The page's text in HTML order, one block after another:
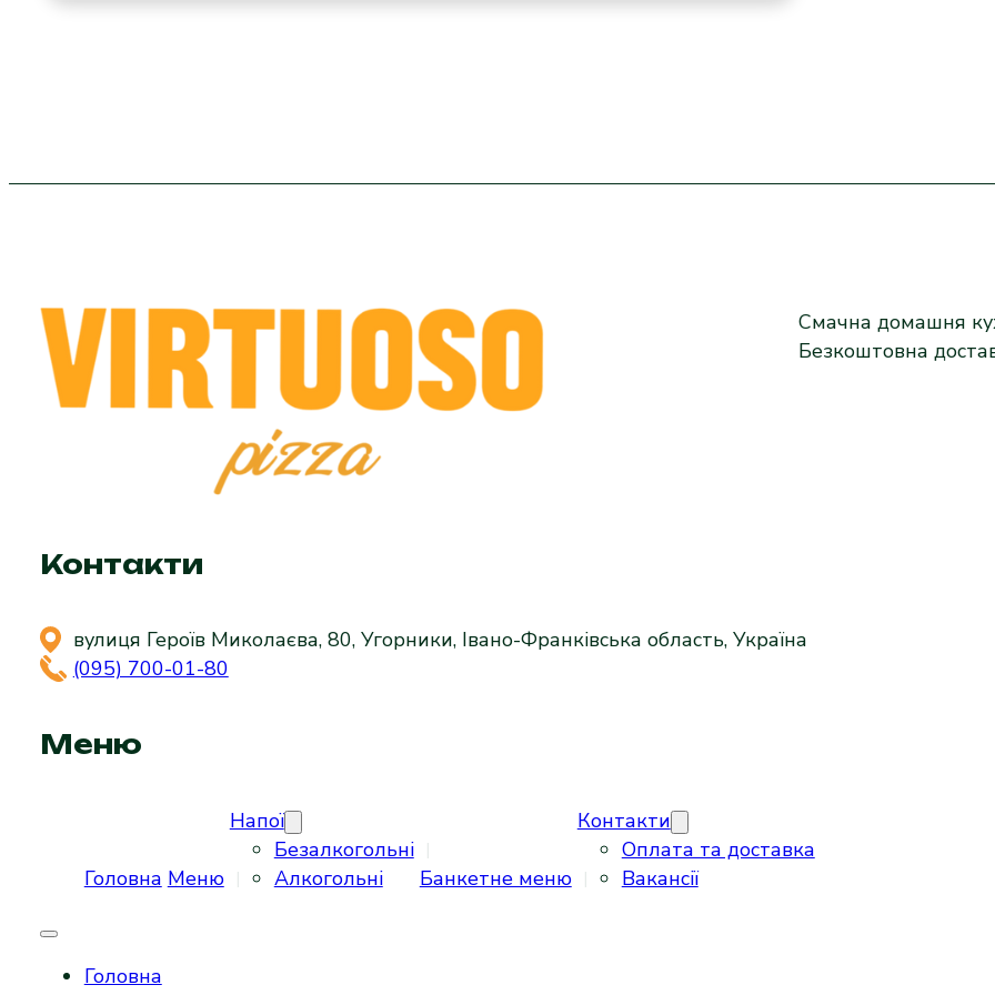
Смачна домашня
Безкоштовна
Контакти
вулиця Героїв Миколаєва, 80, Угорники, Івано-Франківська область, Україна
(095) 700-01-80
Меню
Головна Меню
Напої
Безалкогольні
Алкогольні
Банкетне меню
Контакти
Оплата та доставка
Вакансії
Головна